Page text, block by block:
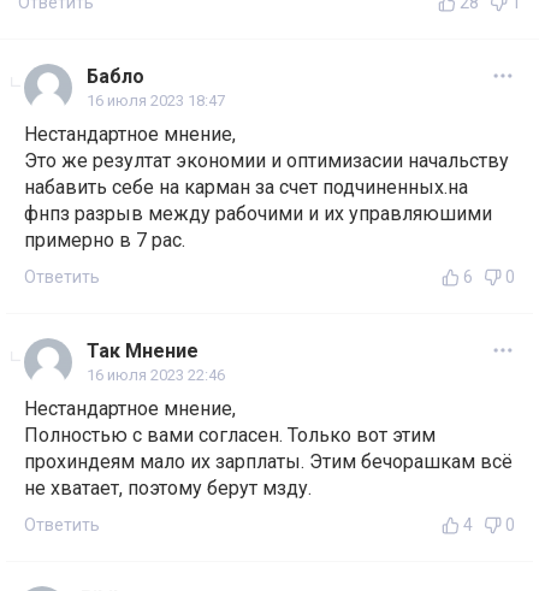
Бабло
16 июля 2023 18:47
Нестандартное мнение,
Это же резултат экономии и оптимизасии начальству
набавить себе на карман за счет подчиненных.на
фнпз разрыв между рабочими и их управляюшими
примерно в 7 рас.
Ответить 6 0
Так Мнение
16 июля 2023 22:46
Нестандартное мнение,
Полностью с вами согласен. Только вот этим
прохиндеям мало их зарплаты. Этим бечорашкам всё
не хватает, поэтому берут мзду.
Ответить 4 0